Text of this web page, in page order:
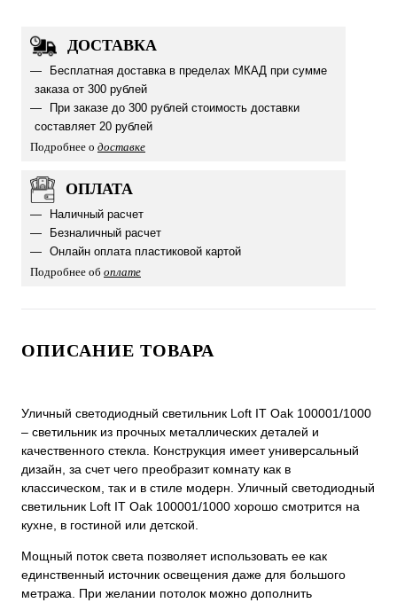
ДОСТАВКА
Бесплатная доставка в пределах МКАД при сумме
заказа от 300 рублей
При заказе до 300 рублей стоимость доставки
составляет 20 рублей
Подробнее о доставке
ОПЛАТА
Наличный расчет
Безналичный расчет
Онлайн оплата пластиковой картой
Подробнее об оплате
ОПИСАНИЕ ТОВАРА
Уличный светодиодный светильник Loft IT Oak 100001/1000
– светильник из прочных металлических деталей и
качественного стекла. Конструкция имеет универсальный
дизайн, за счет чего преобразит комнату как в
классическом, так и в стиле модерн. Уличный светодиодный
светильник Loft IT Oak 100001/1000 хорошо смотрится на
кухне, в гостиной или детской.
Мощный поток света позволяет использовать ее как
единственный источник освещения даже для большого
метража. При желании потолок можно дополнить